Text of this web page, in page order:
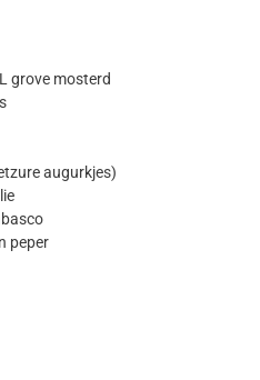
grove mosterd
augurkjes)
peper